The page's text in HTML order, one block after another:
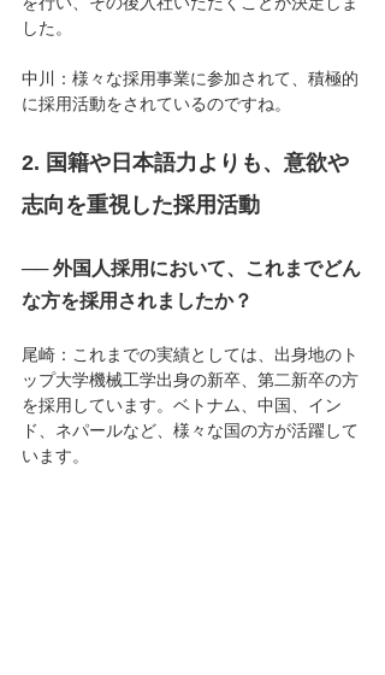
した。
中川：様々な採用事業に参加されて、積極的
に採用活動をされているのですね。
2. 国籍や日本語力よりも、意欲や
志向を重視した採用活動
── 外国人採用において、これまでどん
な方を採用されましたか？
尾崎：これまでの実績としては、出身地のト
ップ大学機械工学出身の新卒、第二新卒の方
を採用しています。ベトナム、中国、イン
ド、ネパールなど、様々な国の方が活躍して
います。